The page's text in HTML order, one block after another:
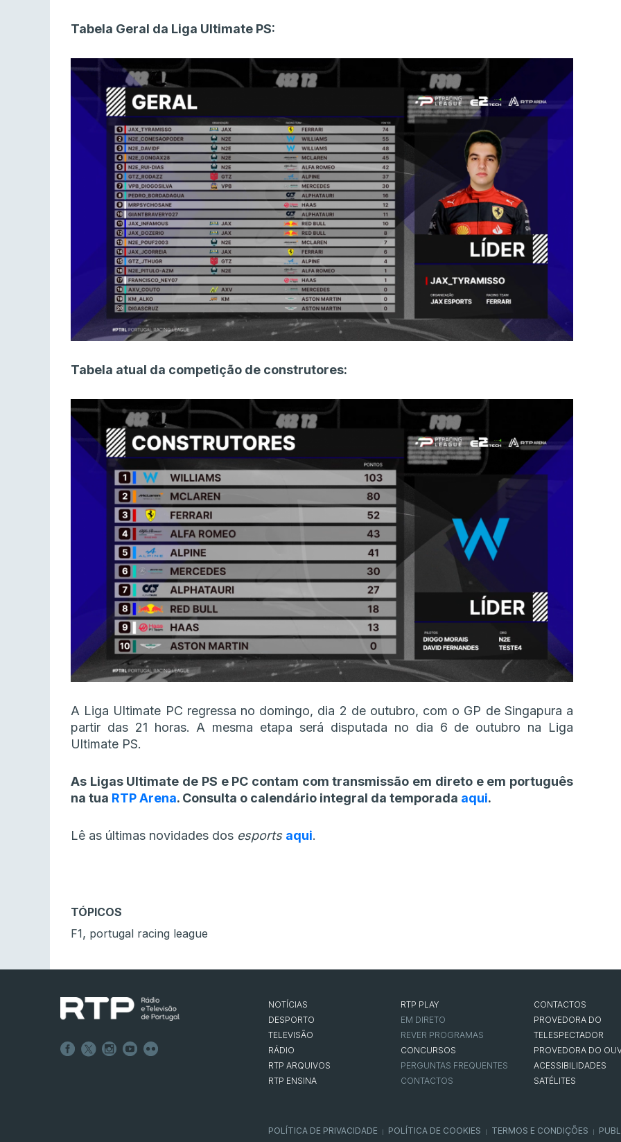
Tabela Geral da Liga Ultimate PS:
Tabela atual da competição de construtores:
A Liga Ultimate PC regressa no domingo, dia 2 de outubro, com o GP de Singapura a
partir das 21 horas. A mesma etapa será disputada no dia 6 de outubro na Liga
Ultimate PS.
As Ligas Ultimate de PS e PC contam com transmissão em direto e em português
na tua RTP Arena. Consulta o calendário integral da temporada aqui.
Lê as últimas novidades dos esports aqui.
TÓPICOS
F1, portugal racing league
NOTÍCIAS
DESPORTO
TELEVISÃO
RÁDIO
RTP ARQUIVOS
RTP ENSINA
RTP PLAY
EM DIRETO
REVER PROGRAMAS
CONCURSOS
PERGUNTAS FREQUENTES
CONTACTOS
CONTACTOS
PROVEDORA DO
TELESPECTADOR
PROVEDORA DO
ACESSIBILIDADES
SATÉLITES
POLÍTICA DE PRIVACIDADE POLÍTICA DE COOKIES TERMOS E CONDIÇÕES